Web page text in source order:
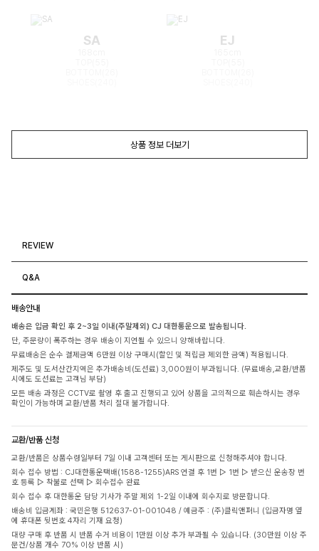
SA EJ
상품 정보 더보기
REVIEW
Q&A
배송안내
배송은 입금 확인 후 2~3일 이내(주말제외) CJ 대한통운으로 발송됩니다.
단, 주문량이 폭주하는 경우 배송이 지연될 수 있으니 양해바랍니다.
무료배송은 순수 결제금액 6만원 이상 구매시(할인 및 적립금 제외한 금액) 적용됩니다.
제주도 및 도서산간지역은 추가배송비(도선료) 3,000원이 부과됩니다. (무료배송,교환/반품
시에도 도선료는 고객님 부담)
모든 배송 과정은 CCTV로 촬영 후 출고 진행되고 있어 상품을 고의적으로 훼손하시는 경우
확인이 가능하며 교환/반품 처리 절대 불가합니다.
교환/반품 신청
교환/반품은 상품수령일부터 7일 이내 고객센터 또는 게시판으로 신청해주셔야 합니다.
회수 접수 방법 : CJ대한통운택배(1588-1255)ARS 연결 후 1번 ▷ 1번 ▷ 받으신 운송장 번
호 등록 ▷ 착불로 선택 ▷ 회수접수 완료
회수 접수 후 대한통운 담당 기사가 주말 제외 1-2일 이내에 회수지로 방문합니다.
배송비 입금계좌 : 국민은행 512637-01-001048 / 예금주 : (주)클릭앤퍼니 (입금자명 옆
에 휴대폰 뒷번호 4자리 기재 요청)
대량 구매 후 반품 시 반품 수거 비용이 1만원 이상 추가 부과될 수 있습니다. (30만원 이상 주
문건/상품 개수 70% 이상 반품 시)